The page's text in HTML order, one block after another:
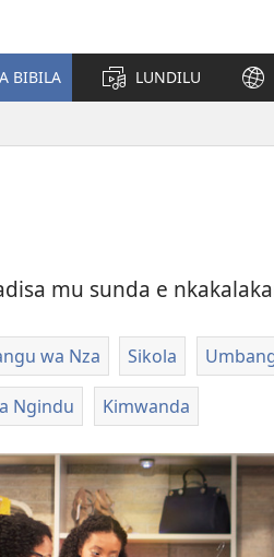
BIBILA LUNDILU
mu sunda e
wa Nza Sikola
Ngindu Kimwanda